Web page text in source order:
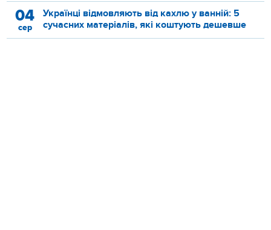
04
сер
Українці відмовляють від кахлю у ванній: 5
сучасних матеріалів, які коштують дешевше